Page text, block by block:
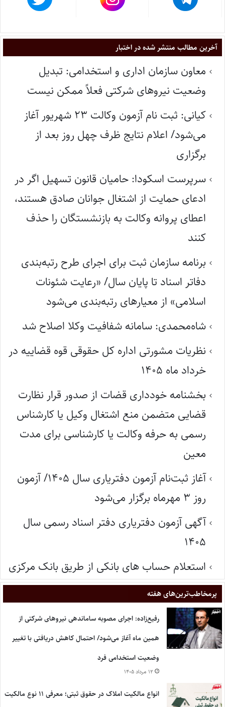
آخرین مطالب منتشر شده در اختبار
معاون سازمان اداری و استخدامی: تبدیل
وضعیت نیروهای شرکتی فعلاً ممکن نیست
کیانی: ثبت نام آزمون وکالت ۲۳ شهریور آغاز
می‌شود/ اعلام نتایج ظرف چهل روز بعد از
برگزاری
سرپرست اسکودا: حامیان قانون تسهیل اگر در
ادعای حمایت از اشتغال جوانان صادق هستند،
اعطای پروانه وکالت به بازنشستگان را حذف
کنند
برنامه سازمان ثبت برای اجرای طرح رتبه‌بندی
دفاتر اسناد تا پایان سال/ «رعایت شئونات
اسلامی» از معیارهای رتبه‌بندی می‌شود
شاه‌محمدی: سامانه شفافیت وکلا اصلاح شد
نظریات مشورتی اداره کل حقوقی قوه قضاییه در
خرداد ماه ۱۴۰۵
بخشنامه خودداری قضات از صدور قرار نظارت
قضایی متضمن منع اشتغال وکیل یا کارشناس
رسمی به حرفه وکالت یا کارشناسی برای مدت
معین
آغاز ثبت‌نام آزمون دفتریاری سال ۱۴۰۵/ آزمون
روز ۳ مهرماه برگزار می‌شود
آگهی آزمون دفتریاری دفتر اسناد رسمی سال
۱۴۰۵
استعلام حساب های بانکی از طریق بانک مرکزی
پر‌مخاطب‌ترین‌های هفته
رفیع‌زاده: اجرای مصوبه ساماندهی نیروهای شرکتی از
همین ماه آغاز می‌شود/ احتمال کاهش دریافتی با تغییر
وضعیت استخدامی فرد
۱۲ مرداد ۱۴۰۵
انواع مالکیت املاک در حقوق ثبتی؛ معرفی ۱۱ نوع مالکیت